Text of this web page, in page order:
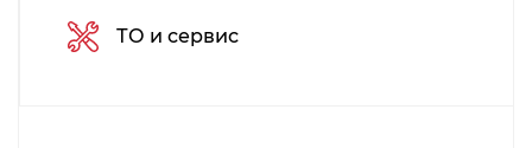
ТО и сервис